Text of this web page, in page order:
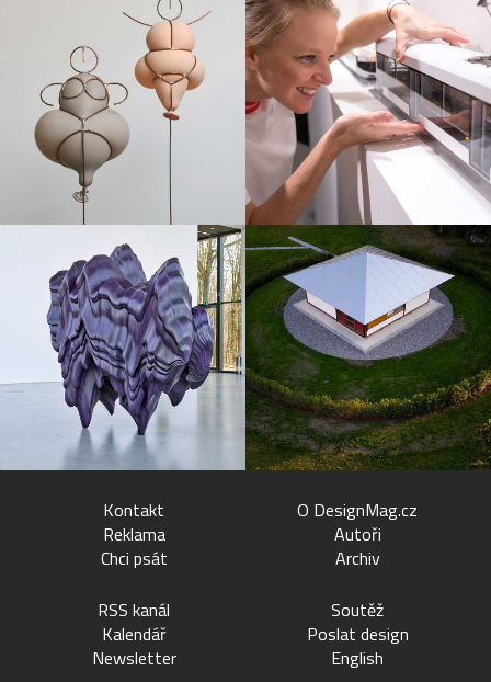
Kontakt
Reklama
Chci psát
O DesignMag.cz
Autoři
Archiv
RSS kanál
Kalendář
Newsletter
Soutěž
Poslat design
English